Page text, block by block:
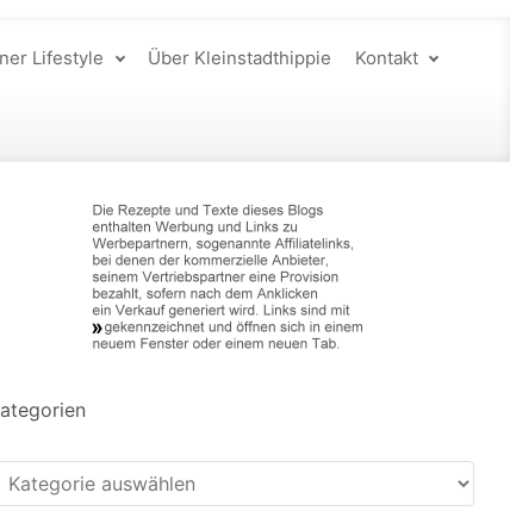
Lifestyle Über Kleinstadthippie Kontakt